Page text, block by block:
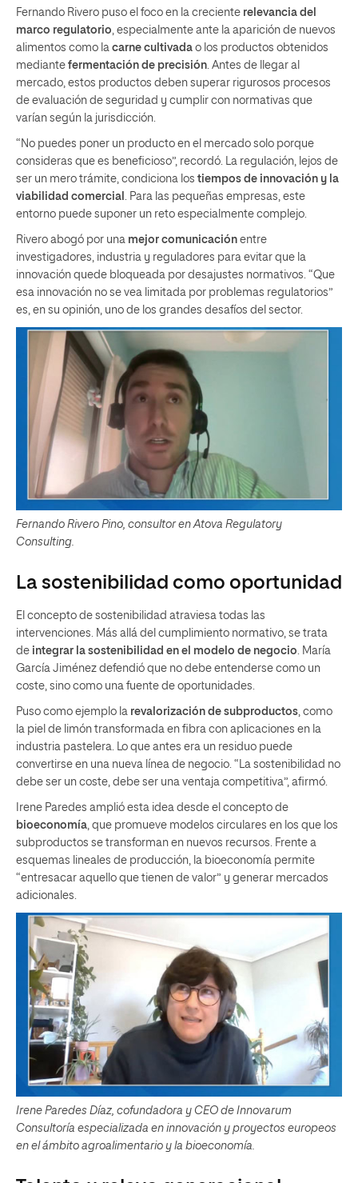
Fernando Rivero puso el foco en la creciente relevancia del
marco regulatorio , especialmente ante la aparición de nuevos
alimentos como la carne cultivada o los productos obtenidos
mediante fermentación de precisión . Antes de llegar al
mercado, estos productos deben superar rigurosos procesos
de evaluación de seguridad y cumplir con normativas que
varían según la jurisdicción.
“No puedes poner un producto en el mercado solo porque
consideras que es beneficioso”, recordó. La regulación, lejos de
ser un mero trámite, condiciona los tiempos de innovación y la
viabilidad comercial
. Para las pequeñas empresas, este
entorno puede suponer un reto especialmente complejo.
Rivero abogó por una mejor comunicación entre
investigadores, industria y reguladores para evitar que la
innovación quede bloqueada por desajustes normativos. “Que
esa innovación no se vea limitada por problemas regulatorios”
es, en su opinión, uno de los grandes desafíos del sector.
Fernando Rivero Pino, consultor en Atova Regulatory
Consulting.
La sostenibilidad como oportunidad
El concepto de sostenibilidad atraviesa todas las
intervenciones. Más allá del cumplimiento normativo, se trata
de integrar la sostenibilidad en el modelo de negocio. María
García Jiménez defendió que no debe entenderse como un
coste, sino como una fuente de oportunidades.
Puso como ejemplo la revalorización de subproductos, como
la piel de limón transformada en fibra con aplicaciones en la
industria pastelera. Lo que antes era un residuo puede
convertirse en una nueva línea de negocio. “La sostenibilidad no
debe ser un coste, debe ser una ventaja competitiva”, afirmó.
Irene Paredes amplió esta idea desde el concepto de
bioeconomía, que promueve modelos circulares en los que los
subproductos se transforman en nuevos recursos. Frente a
esquemas lineales de producción, la bioeconomía permite
“entresacar aquello que tienen de valor” y generar mercados
adicionales.
Irene Paredes Díaz, cofundadora y CEO de Innovarum
Consultoría especializada en innovación y proyectos europeos
en el ámbito agroalimentario y la bioeconomía.